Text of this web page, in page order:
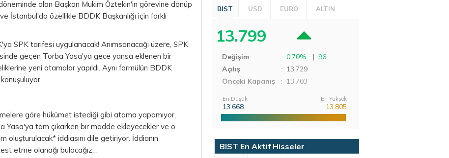
olan Başkan Mukim Öztekin'in görevine dönüp
İstanbul'da özellikle BDDK Başkanlığı için farklı
SPK tarifesi uygulanacak! Anımsanacağı üzere, SPK
geçen Torba Yasa'ya gece yansa eklenen bir
yeni atamalar yapıldı. Aynı formülün BDDK
göre hükümet istediği gibi atama yapamıyor,
Yasa'ya tam çıkarken bir madde ekleyecekler ve o
iddiasını dile getiriyor. İddianın
etme olanağı bulacağız…
BIST USD EURO ALTIN
13.799
Değişim : 0,70% | 96
Açılış
: 13.729
Önceki Kapanış
: 13.703
En Düşük
13.668
En Yüksek
13.805
BIST En Aktif Hisseler